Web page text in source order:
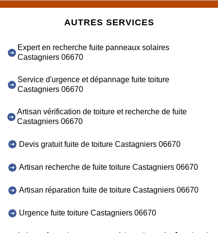
AUTRES SERVICES
Expert en recherche fuite panneaux solaires
Castagniers 06670
Service d'urgence et dépannage fuite toiture
Castagniers 06670
Artisan vérification de toiture et recherche de fuite
Castagniers 06670
Devis gratuit fuite de toiture Castagniers 06670
Artisan recherche de fuite toiture Castagniers 06670
Artisan réparation fuite de toiture Castagniers 06670
Urgence fuite toiture Castagniers 06670